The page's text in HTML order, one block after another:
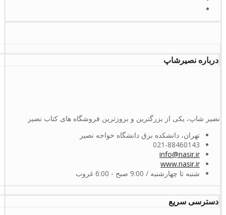
درباره نصیرشاپ
نصیر شاپ، یکی از بزرگترین و بروزترین فروشگاه های کتاب نصیر
تهران، دانشکده برق دانشگاه خواجه نصیر
021-88460143
info@nasir.ir
www.nasir.ir
شنبه تا چهارشنبه / 9:00 صبح - 6:00 غروب
دسترسی سریع